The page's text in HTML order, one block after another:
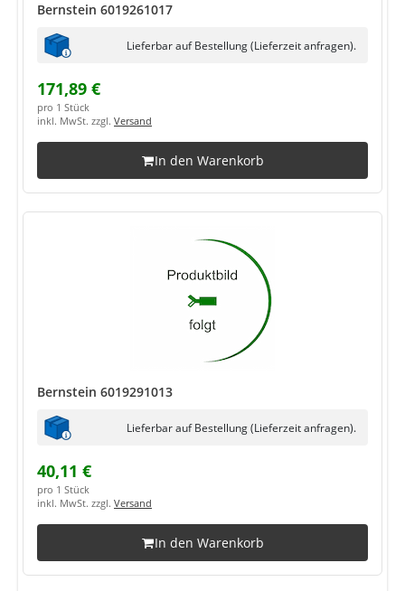
Bernstein 6019261017
Lieferbar auf Bestellung (Lieferzeit anfragen).
171,89 €
pro 1 Stück
inkl. MwSt. zzgl. Versand
In den Warenkorb
Bernstein 6019291013
Lieferbar auf Bestellung (Lieferzeit anfragen).
40,11 €
pro 1 Stück
inkl. MwSt. zzgl. Versand
In den Warenkorb